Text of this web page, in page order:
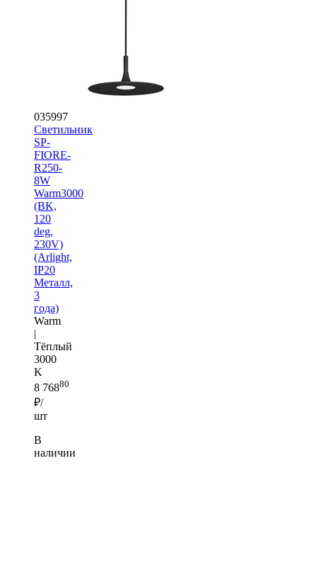
035997
Светильник
SP-
FIORE-
R250-
8W
Warm3000
(BK,
120
deg,
230V)
(Arlight,
IP20
Металл,
3
года)
Warm
|
Тёплый
3000
K
8 76880
₽/
шт
В
наличии